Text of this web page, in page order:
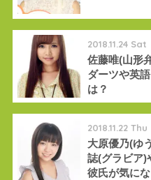
2018.11.24 Sat
佐藤唯(山形
ダーツや英
は？
2018.11.22 Thu
大原優乃(ゆ
誌(グラビア)
彼氏が気にな